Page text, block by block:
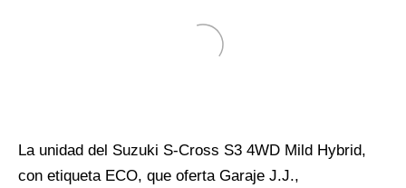
La unidad del Suzuki S-Cross S3 4WD Mild Hybrid,
con etiqueta ECO, que oferta Garaje J.J.,